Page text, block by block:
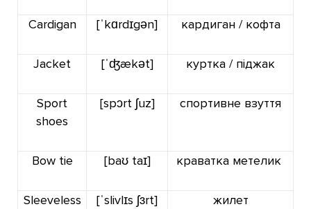
Cardigan [ˈkɑrdɪgən] кардиган / кофта
Jacket [ˈʤækət] куртка / піджак
Sport
shoes
[spɔrt ʃuz] спортивне взуття
Bow tie [baʊtaɪ] краватка метелик
Sleeveless
[ˈslivlɪs ʃɜrt] жилет